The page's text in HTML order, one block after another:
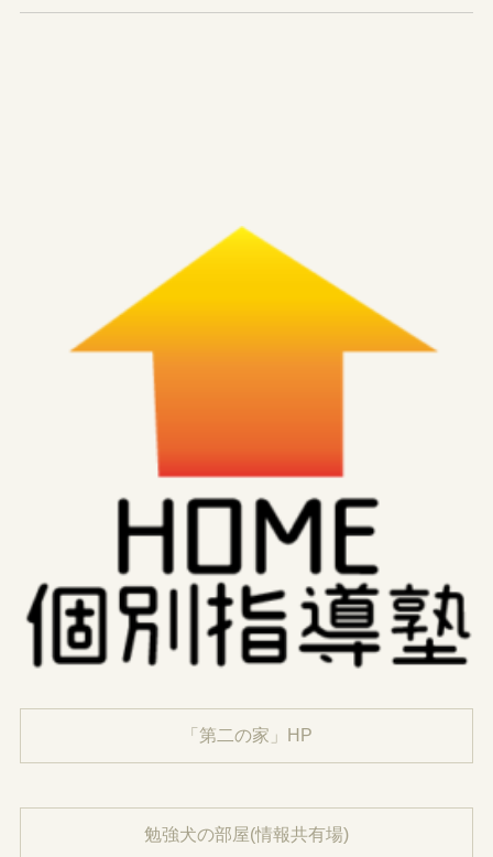
「第二の家」HP
勉強犬の部屋(情報共有場)